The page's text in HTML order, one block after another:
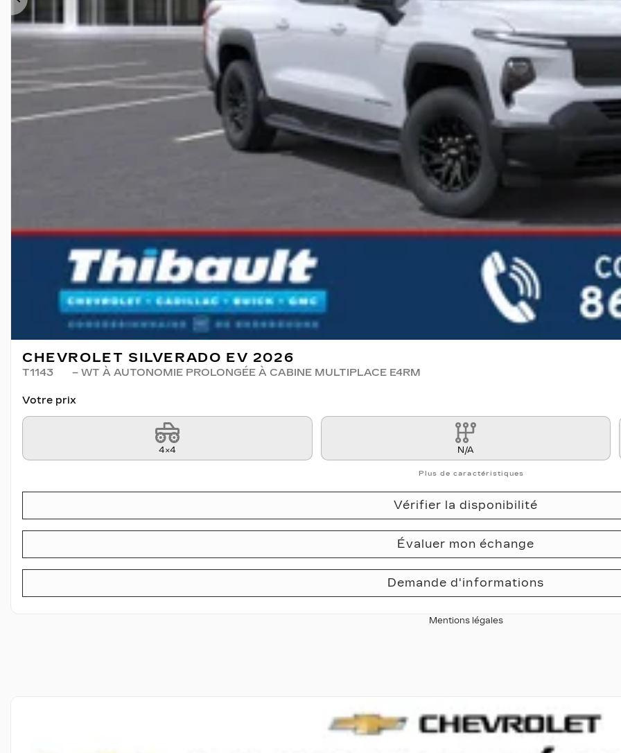
Précédent
CHEVROLET SILVERADO EV 2026
T1143 – WT À AUTONOMIE PROLONGÉE À CABINE MULTIPLACE E4RM
Votre prix
4×4 N/A
Plus de caractéristiques
Vérifier la disponibilité
Évaluer mon échange
Demande d'informations
Mentions légales